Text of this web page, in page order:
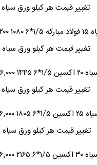
تغییر قیمت هر کیلو ورق سیاه ۱۲
تغییر قیمت هر کیلو ورق سیاه ۱۵
تغییر قیمت هر کیلو ورق سیاه ۲۰
تغییر قیمت هر کیلو ورق سیاه ۲۵